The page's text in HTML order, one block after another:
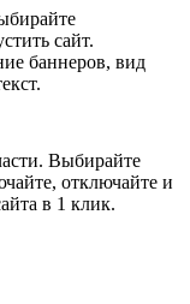
сайт.
баннеров, вид
Выбирайте
отключайте и
в 1 клик.